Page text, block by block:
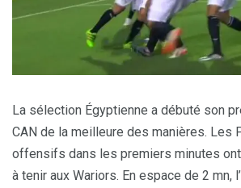
La sélection Égyptienne a débuté son
CAN de la meilleure des manières. Les
offensifs dans les premiers minutes
à tenir aux Wariors. En espace de 2 mn,